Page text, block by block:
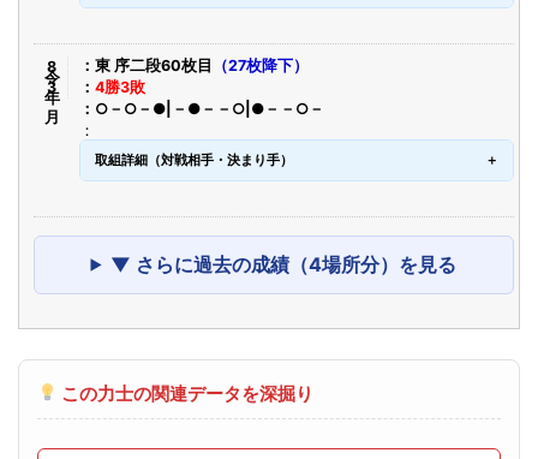
令8年3月 東 序二段60枚目
（27枚降下）
4勝3敗
○－○－●|－●－－○|●－－○－
取組詳細（対戦相手・決まり手）
▼ さらに過去の成績（4場所分）を見る
この力士の関連データを深掘り